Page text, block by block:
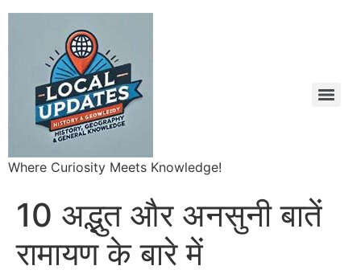
Where Curiosity Meets Knowledge!
10 अद्भुत और अनसुनी बातें
रामायण के बारे में